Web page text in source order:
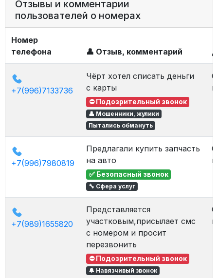
Отзывы и комментарии
пользователей о номерах
Номер
телефона
👤 Отзыв, комментарий
+7(996)7133736
Чёрт хотел списать деньги
с карты
⛔ Подозрительный звонок
👤 Мошенники, жулики
Пытались обмануть
+7(996)7980819
Предлагали купить запчасть
на авто
✅ Безопасный звонок
🔧 Сфера услуг
+7(989)1655820
Представляется
участковым,присылает смс
с номером и просит
перезвонить
⛔ Подозрительный звонок
🔔 Навязчивый звонок